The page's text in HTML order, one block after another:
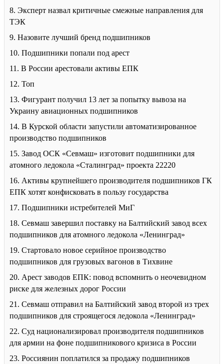
8. Эксперт назвал критичные смежные направления для
ТЭК
9. Назовите лучший бренд подшипников
10. Подшипники попали под арест
11. В России арестовали активы ЕПК
12. Топ
13. Фигурант получил 13 лет за попытку вывоза на
Украину авиационных подшипников
14. В Курской области запустили автоматизированное
производство подшипников
15. Завод ОСК «Севмаш» изготовит подшипники для
атомного ледокола «Сталинград» проекта 22220
16. Активы крупнейшего производителя подшипников ГК
ЕПК хотят конфисковать в пользу государства
17. Подшипники истребителей МиГ
18. Севмаш завершил поставку на Балтийский завод всех
подшипников для атомного ледокола «Ленинград»
19. Стартовало новое серийное производство
подшипников для грузовых вагонов в Тихвине
20. Арест заводов ЕПК: повод вспомнить о неочевидном
риске для железных дорог России
21. Севмаш отправил на Балтийский завод второй из трех
подшипников для строящегося ледокола «Ленинград»
22. Суд национализировал производителя подшипников
для армии на фоне подшипникового кризиса в России
23. Россиянин поплатился за продажу подшипников